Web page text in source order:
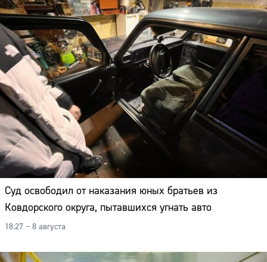
Суд освободил от наказания юных братьев из
Ковдорского округа, пытавшихся угнать авто
18:27 – 8 августа